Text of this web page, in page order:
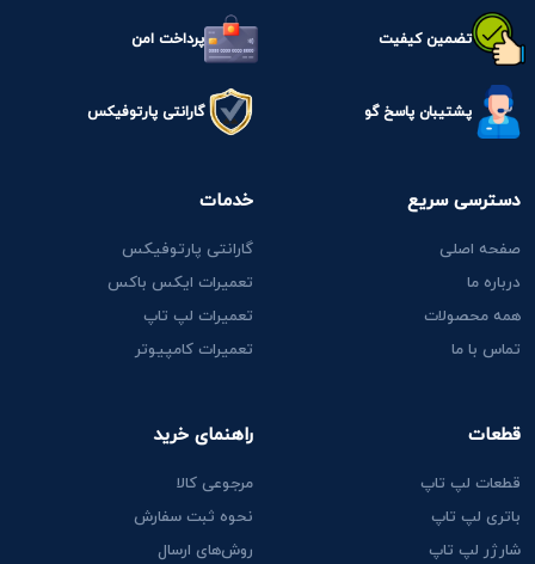
تضمین کیفیت پرداخت امن
پشتیبان پاسخ گو گارانتی پارتوفیکس
دسترسی سریع
صفحه اصلی
درباره ما
همه محصولات
تماس با ما
قطعات
قطعات لپ تاپ
باتری لپ تاپ
شارژر لپ تاپ
خدمات
گارانتی پارتوفیکس
تعمیرات ایکس باکس
تعمیرات لپ تاپ
تعمیرات کامپیوتر
راهنمای خرید
مرجوعی کالا
نحوه ثبت سفارش
روش‌های ارسال